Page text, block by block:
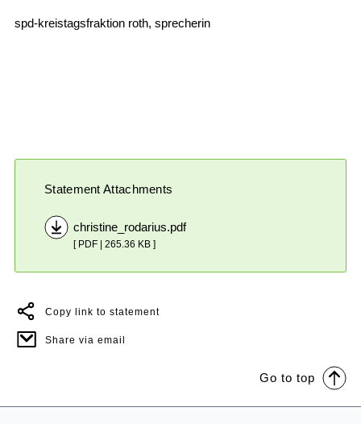
spd-kreistagsfraktion roth, sprecherin
Statement Attachments
christine_rodarius.pdf
[ PDF | 265.36 KB ]
Copy link to statement
Share via email
Go to top